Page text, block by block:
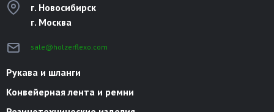
г. Новосибирск
г. Москва
sale@holzerflexo.com
Рукава и шланги
Конвейерная лента и ремни